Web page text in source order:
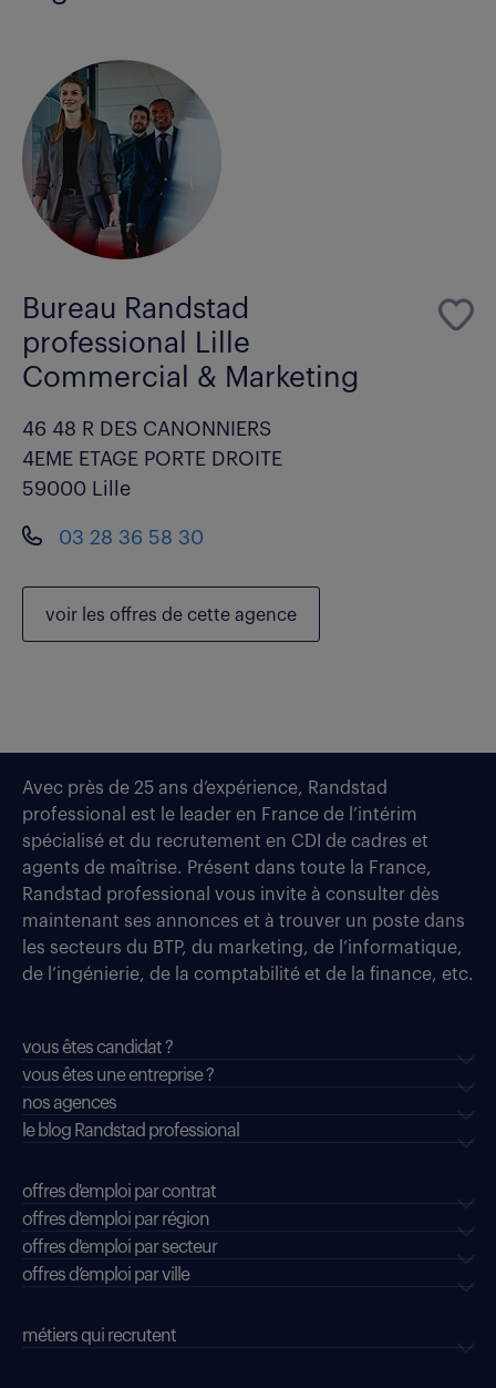
Bureau Randstad
professional Lille
Commercial & Marketing
46 48 R DES CANONNIERS
4EME ETAGE PORTE DROITE
59000 Lille
03 28 36 58 30
voir les offres de cette agence
Avec près de 25 ans d’expérience, Randstad
professional est le leader en France de l’intérim
spécialisé et du recrutement en CDI de cadres et
agents de maîtrise. Présent dans toute la France,
Randstad professional vous invite à consulter dès
maintenant ses annonces et à trouver un poste dans
les secteurs du BTP, du marketing, de l’informatique,
de l’ingénierie, de la comptabilité et de la finance, etc.
vous êtes candidat ?
vous êtes une entreprise ?
nos agences
le blog Randstad professional
offres d'emploi par contrat
offres d'emploi par région
offres d'emploi par secteur
offres d’emploi par ville
métiers qui recrutent